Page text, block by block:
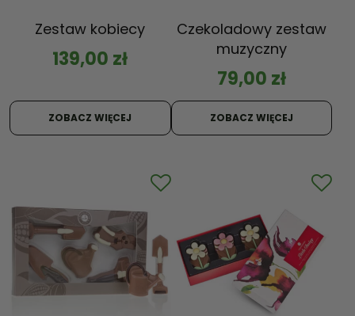
Zestaw kobiecy
139,00 zł
ZOBACZ WIĘCEJ
Czekoladowy zestaw
muzyczny
79,00 zł
ZOBACZ WIĘCEJ